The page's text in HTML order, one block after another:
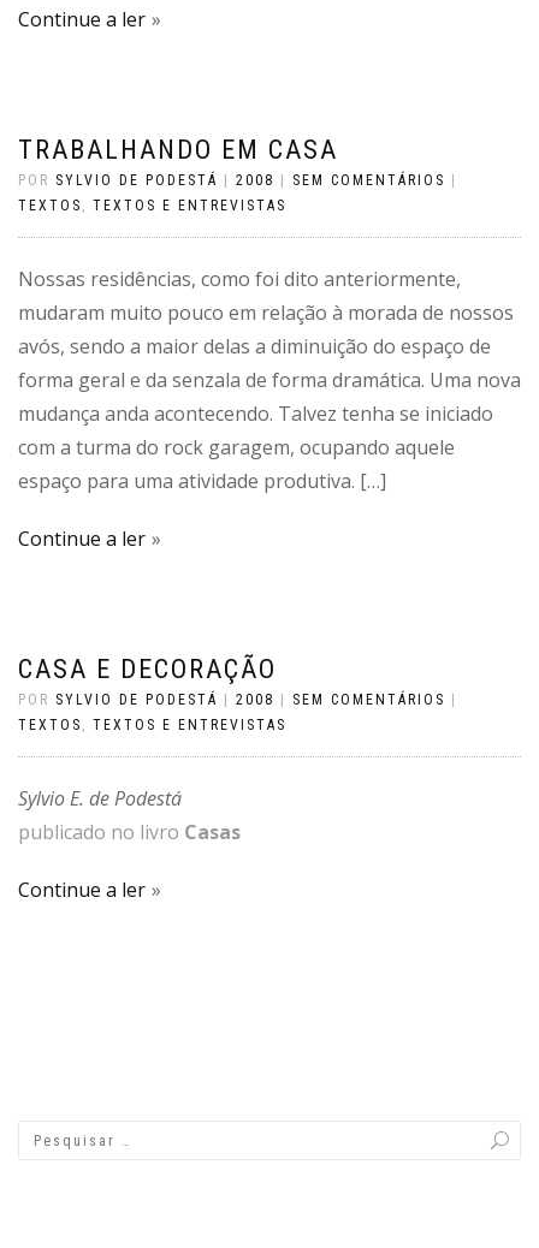
Continue a ler
TRABALHANDO EM CASA
POR SYLVIO DE PODESTÁ 2008 SEM COMENTÁRIOS
TEXTOS , TEXTOS E ENTREVISTAS
Nossas residências, como foi dito anteriormente,
mudaram muito pouco em relação à morada de nossos
avós, sendo a maior delas a diminuição do espaço de
forma geral e da senzala de forma dramática. Uma nova
mudança anda acontecendo. Talvez tenha se iniciado
com a turma do rock garagem, ocupando aquele
espaço para uma atividade produtiva. […]
Continue a ler
CASA E DECORAÇÃO
POR SYLVIO DE PODESTÁ 2008 SEM COMENTÁRIOS
TEXTOS , TEXTOS E ENTREVISTAS
Sylvio E. de Podestá
publicado no livro Casas
Continue a ler